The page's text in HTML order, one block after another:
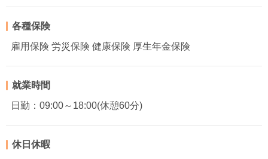
各種保険
雇用保険 労災保険 健康保険 厚生年金保険
就業時間
日勤：09:00～18:00(休憩60分)
休日休暇